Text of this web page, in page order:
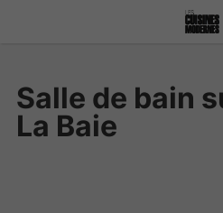
Salle de bain
La Baie